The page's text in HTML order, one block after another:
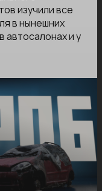
изучили все
в нынешних
автосалонах и у